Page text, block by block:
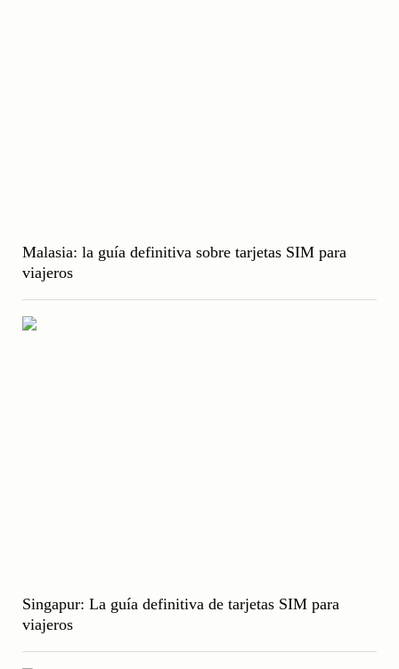
Malasia: la guía definitiva sobre tarjetas SIM para
viajeros
Singapur: La guía definitiva de tarjetas SIM para
viajeros